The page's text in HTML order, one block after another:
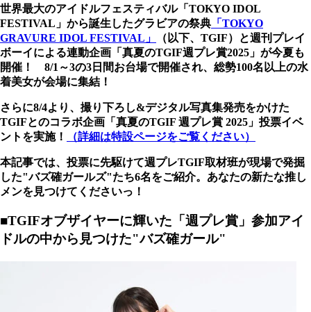
世界最大のアイドルフェスティバル「TOKYO IDOL
FESTIVAL」から誕生したグラビアの祭典 「TOKYO
GRAVURE IDOL FESTIVAL」
（以下、TGIF）と週刊プレイ
ボーイによる連動企画「真夏のTGIF週プレ賞2025」が今夏も
開催！ 8/1～3の3日間お台場で開催され、総勢100名以上の水
着美女が会場に集結！
さらに8/4より、撮り下ろし&デジタル写真集発売をかけた
TGIFとのコラボ企画「真夏のTGIF 週プレ賞 2025」投票イベ
ントを実施！
（詳細は特設ページをご覧ください）
本記事では、投票に先駆けて週プレTGIF取材班が現場で発掘
した"バズ確ガールズ"たち6名をご紹介。あなたの新たな推し
メンを見つけてくださいっ！
■TGIFオブザイヤーに輝いた「週プレ賞」参加アイ
ドルの中から見つけた"バズ確ガール"